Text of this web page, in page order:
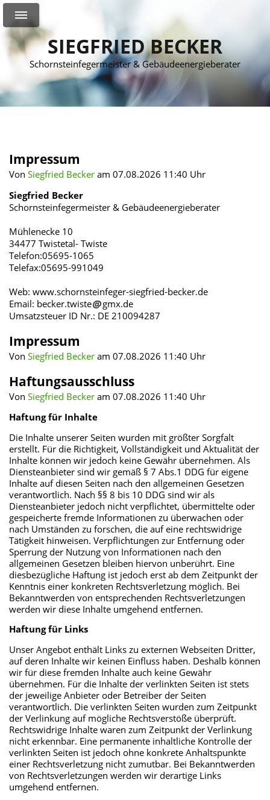
SIEGFRIED BECKER
Schornsteinfegermeister & Gebäudeenergieberater
Impressum
Von Siegfried Beckeram 07.08.2026 11:40 Uhr
Siegfried Becker
Schornsteinfegermeister & Gebäudeenergieberater
Mühlenecke 10
34477 Twistetal- Twiste
Telefon:05695-1065
Telefax:05695-991049
Web: www.schornsteinfeger-siegfried-becker.de
Email: becker.twiste
gmx.de
Umsatzsteuer ID Nr.: DE 210094287
Impressum
Von Siegfried Beckeram 07.08.2026 11:40 Uhr
Haftungsausschluss
Von Siegfried Beckeram 07.08.2026 11:40 Uhr
Haftung für Inhalte
Die Inhalte unserer Seiten wurden mit größter Sorgfalt
erstellt. Für die Richtigkeit, Vollständigkeit und Aktualität der
Inhalte können wir jedoch keine Gewähr übernehmen. Als
Diensteanbieter sind wir gemäß § 7 Abs.1 DDG für eigene
Inhalte auf diesen Seiten nach den allgemeinen Gesetzen
verantwortlich. Nach §§ 8 bis 10 DDG sind wir als
Diensteanbieter jedoch nicht verpflichtet, übermittelte oder
gespeicherte fremde Informationen zu überwachen oder
nach Umständen zu forschen, die auf eine rechtswidrige
Tätigkeit hinweisen. Verpflichtungen zur Entfernung oder
Sperrung der Nutzung von Informationen nach den
allgemeinen Gesetzen bleiben hiervon unberührt. Eine
diesbezügliche Haftung ist jedoch erst ab dem Zeitpunkt der
Kenntnis einer konkreten Rechtsverletzung möglich. Bei
Bekanntwerden von entsprechenden Rechtsverletzungen
werden wir diese Inhalte umgehend entfernen.
Haftung für Links
Unser Angebot enthält Links zu externen Webseiten Dritter,
auf deren Inhalte wir keinen Einfluss haben. Deshalb können
wir für diese fremden Inhalte auch keine Gewähr
übernehmen. Für die Inhalte der verlinkten Seiten ist stets
der jeweilige Anbieter oder Betreiber der Seiten
verantwortlich. Die verlinkten Seiten wurden zum Zeitpunkt
der Verlinkung auf mögliche Rechtsverstöße überprüft.
Rechtswidrige Inhalte waren zum Zeitpunkt der Verlinkung
nicht erkennbar. Eine permanente inhaltliche Kontrolle der
verlinkten Seiten ist jedoch ohne konkrete Anhaltspunkte
einer Rechtsverletzung nicht zumutbar. Bei Bekanntwerden
von Rechtsverletzungen werden wir derartige Links
umgehend entfernen.